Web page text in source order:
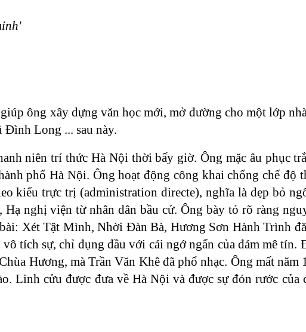
ông xây dựng văn học mới, mở đường cho một lớp
Long ... sau này.
niên trí thức Hà Nội thời bấy giờ. Ông mặc âu phục
phố Hà Nội. Ông hoạt động công khai chống chế độ
kiểu trực trị (administration directe), nghĩa là dẹp bỏ
nghị viện từ nhân dân bầu cử. Ông bày tỏ rõ ràng
Xét Tật Mình, Nhời Đàn Bà, Hương Sơn Hành Trình
tích sự, chỉ đụng đầu với cái ngớ ngẩn của đám mê tín.
Hương, mà Trần Văn Khê đã phổ nhạc. Ông mất năm
Linh cửu được đưa về Hà Nội và được sự đón rước của